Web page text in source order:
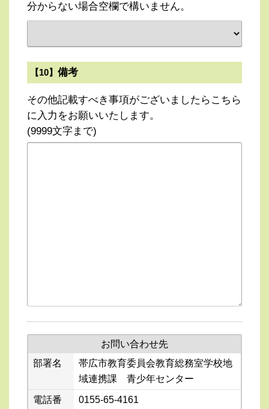
分からない場合空欄で構いません。
【10】 備考
その他記載すべき事項がございましたらこちら
に入力をお願いいたします。
(9999文字まで)
お問い合わせ先
部署名
帯広市教育委員会教育総務室学校地
域連携課 青少年センター
電話番 0155-65-4161